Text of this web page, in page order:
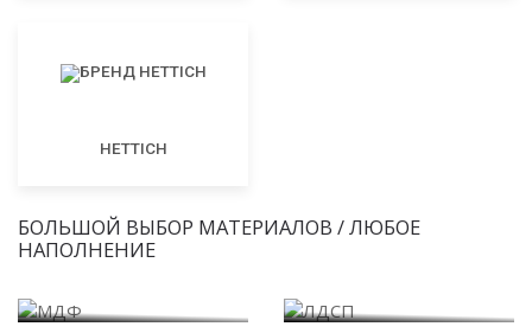
HETTICH
БОЛЬШОЙ ВЫБОР МАТЕРИАЛОВ / ЛЮБОЕ
НАПОЛНЕНИЕ